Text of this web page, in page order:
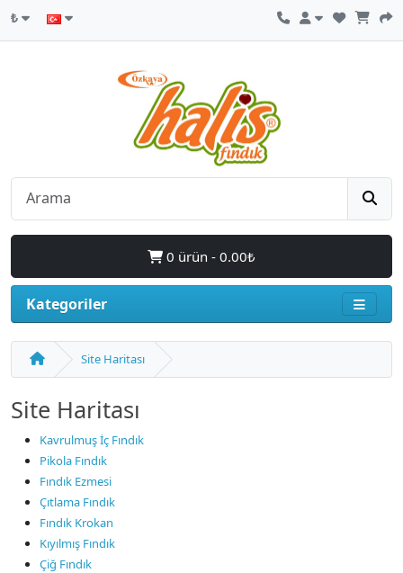
₺
0 ürün - 0.00₺
Kategoriler
Site Haritası
Site Haritası
Kavrulmuş İç Fındık
Pikola Fındık
Fındık Ezmesi
Çıtlama Fındık
Fındık Krokan
Kıyılmış Fındık
Çiğ Fındık